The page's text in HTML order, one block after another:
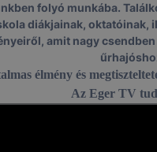
folyó munkába.
diákjainak,
amit nagy
élmény és
Az Eger TV